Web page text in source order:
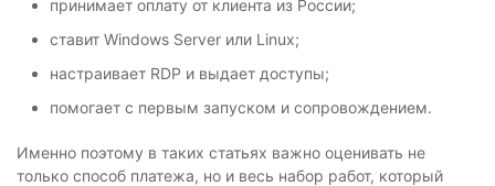
принимает оплату от клиента из России;
ставит Windows Server или Linux;
настраивает RDP и выдает доступы;
помогает с первым запуском и сопровождением.
Именно поэтому в таких статьях важно оценивать не
только способ платежа, но и весь набор работ, который